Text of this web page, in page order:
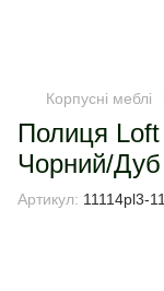
Корпусні меблі
Полиця
Чорний/
Артикул: 11114pl3-